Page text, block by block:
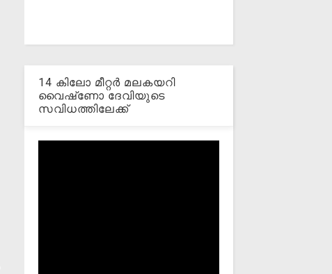
14 കിലോ മീറ്റര്‍ മലകയറി
വൈഷ്‌ണോ ദേവിയുടെ
സവിധത്തിലേക്ക്